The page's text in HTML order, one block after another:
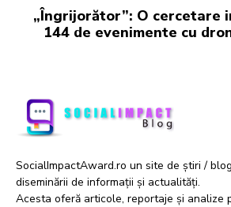
„Îngrijorător”: O cercetare
144 de evenimente cu
SocialImpactAward.ro un site de știri /
diseminării de informații și actualități.
Acesta oferă articole, reportaje și analize